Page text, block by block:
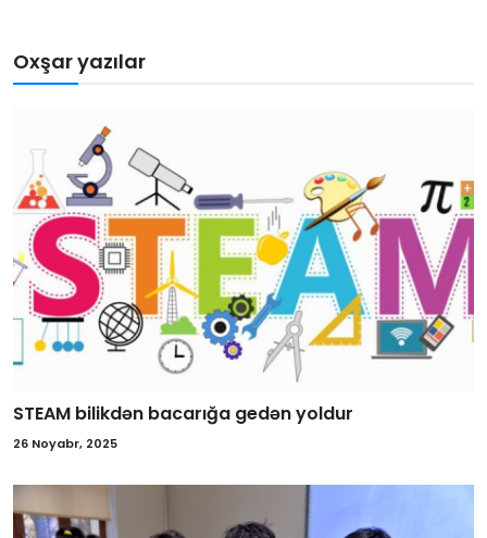
Oxşar yazılar
STEAM bilikdən bacarığa gedən yoldur
26 Noyabr, 2025